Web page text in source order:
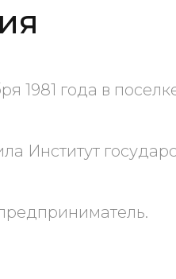
1981 года в
Институт